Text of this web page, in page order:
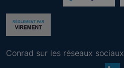
e
i
l
S'a
o
Conrad sur les réseaux sociaux